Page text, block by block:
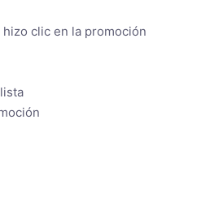
clic en la promoción